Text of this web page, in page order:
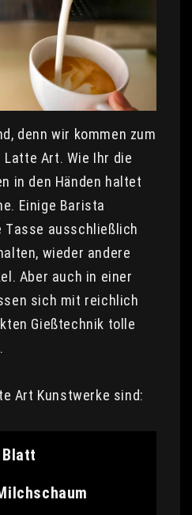
denn wir kommen zum
Art. Wie Ihr die
in den Händen haltet
Einige Barista
Tasse ausschließlich
wieder andere
Aber auch in einer
sich mit reichlich
Gießtechnik tolle
Art Kunstwerke sind: